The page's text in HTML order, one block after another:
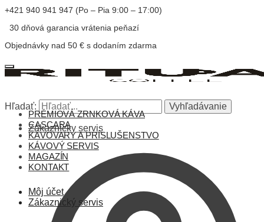
+421 940 941 947 (Po – Pia 9:00 – 17:00)
30 dňová garancia vrátenia peňazí
Objednávky nad 50 € s dodaním zdarma
Hľadať: Vyhľadávanie
Zákaznícky servis
PRÉMIOVÁ ZRNKOVÁ KÁVA
CASCARA
KÁVOVARY A PRÍSLUŠENSTVO
KÁVOVÝ SERVIS
MAGAZÍN
KONTAKT
Môj účet
Zákaznický servis